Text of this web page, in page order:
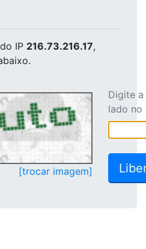
do IP 216.73.216.17,
[trocar imagem]
Digite
lado no